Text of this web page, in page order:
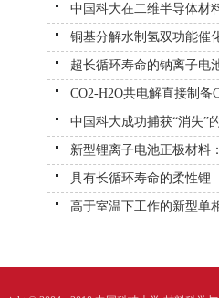
中国科大在二维半导体材
铜基分解水制氢双功能催
超长循环寿命的钠离子电
CO2-H2O共电解直接制备
中国科大成功捕获“消失”
新型锂离子电池正极材料
具有长循环寿命的柔性锂
高于室温下工作的新型单